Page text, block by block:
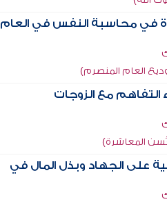
في محاسبة النفس في العام
العام المنصرم)
التفاهم مع الزوجات
المعاشرة)
على الجهاد وبذل المال في